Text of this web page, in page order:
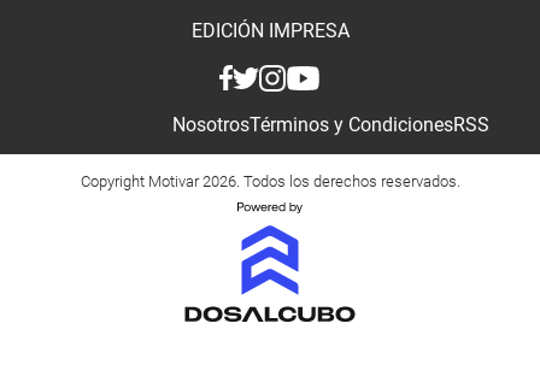
EDICIÓN IMPRESA
NosotrosTérminos y CondicionesRSS
Copyright Motivar 2026. Todos los derechos reservados.